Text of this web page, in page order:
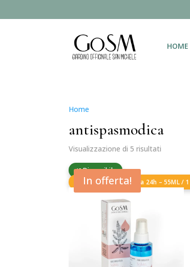
HOME
Home
antispasmodica
Visualizzazione di 5 risultati
🌿 Disponibile
🧴 Preparazione fresca 24h – 55ML /
In offerta!